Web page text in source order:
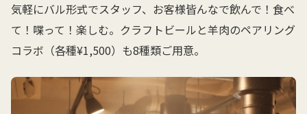
気軽にバル形式でスタッフ、お客様皆んなで飲んで！食べ
て！喋って！楽しむ。クラフトビールと羊肉のペアリング
コラボ（各種¥1,500）も8種類ご用意。